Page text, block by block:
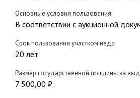
Основные условия пользования
В соответствии с аукционной
Срок пользования участком недр
20 лет
Размер государственной пошлины за
7 500,00 ₽